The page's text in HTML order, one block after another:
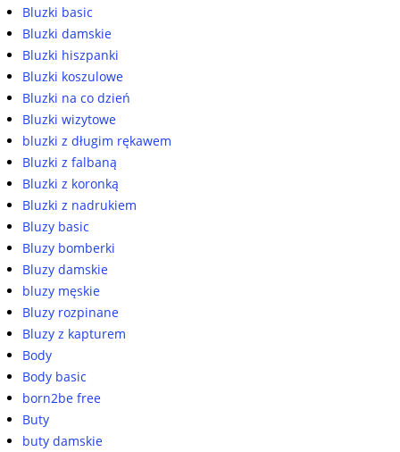
Bluzki basic
Bluzki damskie
Bluzki hiszpanki
Bluzki koszulowe
Bluzki na co dzień
Bluzki wizytowe
bluzki z długim rękawem
Bluzki z falbaną
Bluzki z koronką
Bluzki z nadrukiem
Bluzy basic
Bluzy bomberki
Bluzy damskie
bluzy męskie
Bluzy rozpinane
Bluzy z kapturem
Body
Body basic
born2be free
Buty
buty damskie